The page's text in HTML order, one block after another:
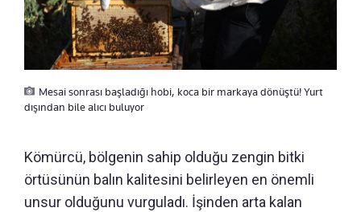
Mesai sonrası başladığı hobi, koca bir markaya dönüştü! Yurt
dışından bile alıcı buluyor
Kömürcü, bölgenin sahip olduğu zengin bitki
örtüsünün balın kalitesini belirleyen en önemli
unsur olduğunu vurguladı. İşinden arta kalan